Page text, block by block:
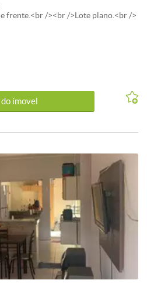
frente.<br /><br />Lote plano.<br />
ímovel